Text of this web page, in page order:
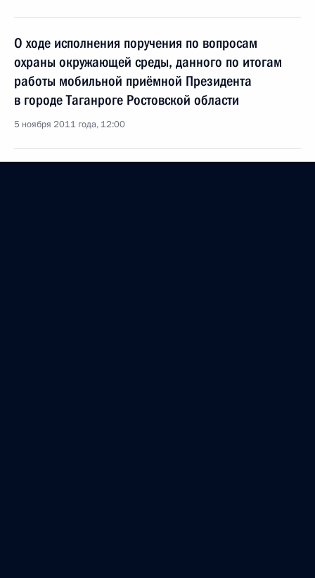
О ходе исполнения поручения по вопросам
охраны окружающей среды, данного по итогам
работы мобильной приёмной Президента
в городе Таганроге Ростовской области
5 ноября 2011 года, 12:00